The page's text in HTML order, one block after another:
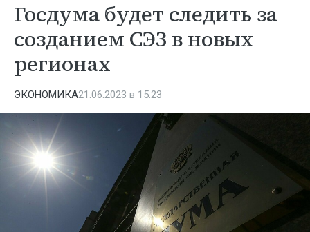
Госдума будет следить за
созданием СЭЗ в новых
регионах
ЭКОНОМИКА21.06.2023 в 15:23